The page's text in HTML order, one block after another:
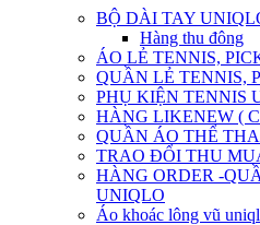
BỘ DÀI TAY
Hàng thu đông
ÁO LẺ TENNIS,
QUẦN LẺ TENNIS,
PHỤ KIỆN TENNIS
HÀNG LIKENEW (
QUẦN ÁO THỂ
TRAO ĐỔI THU
HÀNG ORDER -
UNIQLO
Áo khoác lông vũ